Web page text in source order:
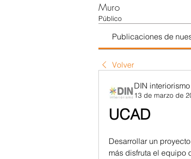
Muro
Público
Publicaciones de
Volver
DIN interiorismo
13 de marzo de
UCAD
Desarrollar un
más disfruta el equipo